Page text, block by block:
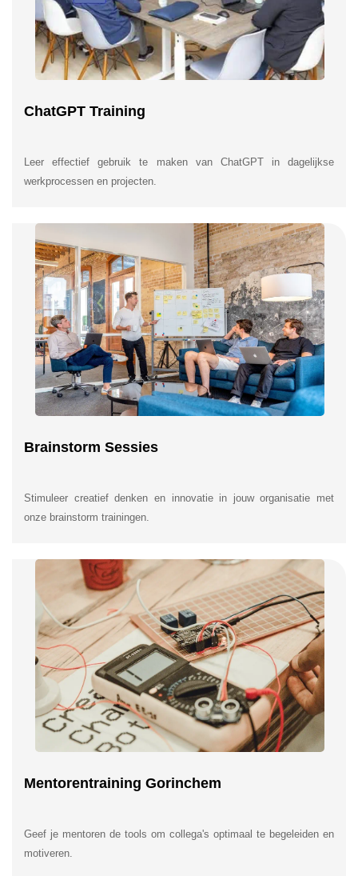
ChatGPT Training
Leer effectief gebruik te maken van ChatGPT in dagelijkse
werkprocessen en projecten.
Brainstorm Sessies
Stimuleer creatief denken en innovatie in jouw organisatie met
onze brainstorm trainingen.
Mentorentraining Gorinchem
Geef je mentoren de tools om collega's optimaal te begeleiden en
motiveren.